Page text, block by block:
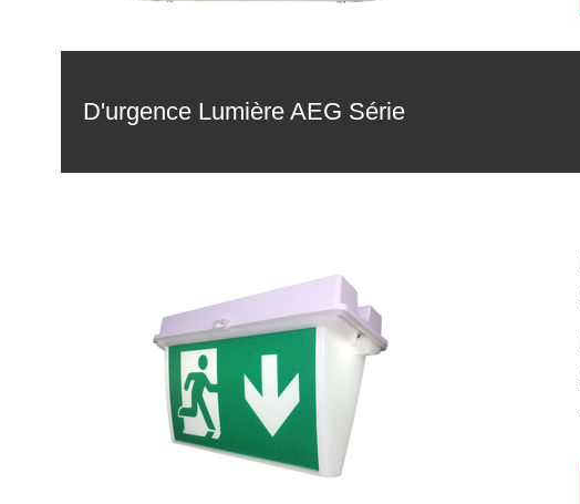
D'urgence Lumière AEG Série